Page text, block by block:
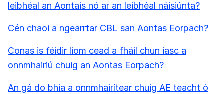
leibhéal an Aontais nó ar an leibhéal náisiúnta?
Cén chaoi a ngearrtar CBL san Aontas Eorpach?
Conas is féidir liom cead a fháil chun iasc a
onnmhairiú chuig an Aontas Eorpach?
An gá do bhia a onnmhairítear chuig AE teacht ó